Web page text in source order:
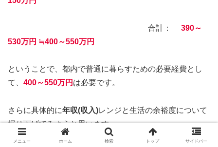
合計： 390～
530万円 ≒400～550万円
ということで、都内で普通に暮らすための必要経費とし
て、 400～550万円 は必要です。
さらに具体的に年収(収入)レンジと生活の余裕度について
掘り下げてみようと思います。
メニュー ホーム 検索 トップ サイドバー